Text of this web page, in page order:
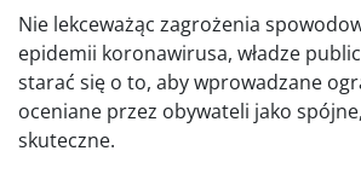
Nie lekceważąc zagrożenia
epidemii koronawirusa, władze
starać się o to, aby wprowadzane
oceniane przez obywateli jako
skuteczne.